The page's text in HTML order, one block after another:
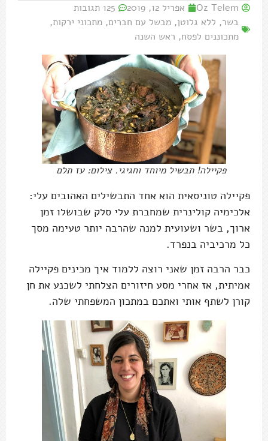
Oz Telem אפריל 12, 2019
125 תגובות
בשר, ללא גלוטן, מבשל עם חברים, מתכוני ירקות,
מתכוננים לפסח, ראש השנה
פקיילה! תבשיל מיוחד וחגיגי. צילום: עז תלם
פקיילה טוניסאית הוא אחד התבשילים האהובים עלי:
אלכימיה קולינרית שמחברת עלי סלק שבושלו זמן
ארוך, בשר ושעועית למנה שהרבה יותר טעימה מסך
כל מרכיביה בנפרד.
כבר הרבה זמן שאני רוצה ללמוד איך מכינים פקיילה
אמיתית, אז אחרי מסע חיזורים הצלחתי לשכנע את חן
קורן לשתף אותי ואתכם במתכון המשפחתי שלה.